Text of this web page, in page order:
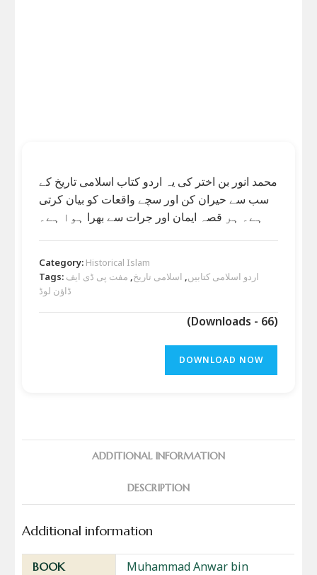
محمد انور بن اختر کی یہ اردو کتاب اسلامی تاریخ کے
سب سے حیران کن اور سچے واقعات کو بیان کرتی
ہے۔ ہر قصہ ایمان اور جرات سے بھرا ہوا ہے۔
Category: Historical Islam
Tags:
اردو اسلامی کتابیں, اسلامی تاریخ, مفت پی ڈی ایف
ڈاؤن لوڈ
(Downloads - 66)
DOWNLOAD NOW
ADDITIONAL INFORMATION
DESCRIPTION
Additional information
BOOK
Muhammad Anwar bin